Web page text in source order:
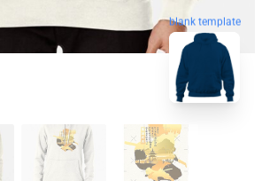
blank template